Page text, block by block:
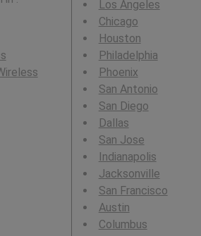
Los Angeles
Chicago
Houston
Philadelphia
Phoenix
San Antonio
San Diego
Dallas
San Jose
Indianapolis
Jacksonville
San Francisco
Austin
Columbus